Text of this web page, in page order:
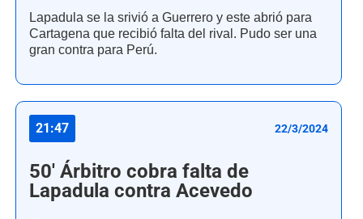
Lapadula se la srivió a Guerrero y este abrió para
Cartagena que recibió falta del rival. Pudo ser una
gran contra para Perú.
21:47 22/3/2024
50' Árbitro cobra falta de
Lapadula contra Acevedo